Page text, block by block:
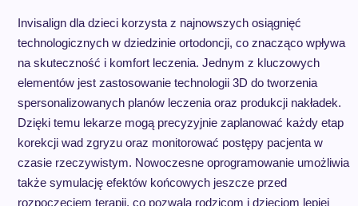
Invisalign dla dzieci korzysta z najnowszych osiągnięć
technologicznych w dziedzinie ortodoncji, co znacząco wpływa
na skuteczność i komfort leczenia. Jednym z kluczowych
elementów jest zastosowanie technologii 3D do tworzenia
spersonalizowanych planów leczenia oraz produkcji nakładek.
Dzięki temu lekarze mogą precyzyjnie zaplanować każdy etap
korekcji wad zgryzu oraz monitorować postępy pacjenta w
czasie rzeczywistym. Nowoczesne oprogramowanie umożliwia
także symulację efektów końcowych jeszcze przed
rozpoczęciem terapii, co pozwala rodzicom i dzieciom lepiej